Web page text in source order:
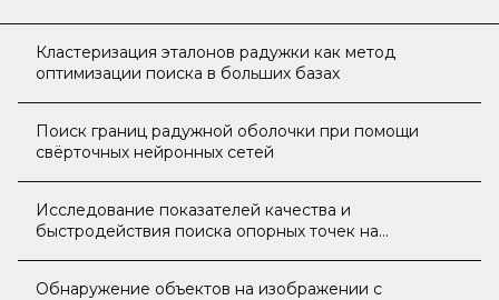
Кластеризация эталонов радужки как метод
оптимизации поиска в больших базах
Поиск границ радужной оболочки при помощи
свёрточных нейронных сетей
Исследование показателей качества и
быстродействия поиска опорных точек на
Обнаружение объектов на изображении с